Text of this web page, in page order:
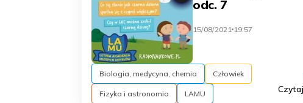
odc. 7
15/08/2021 19:57
Czytaj
Biologia, medycyna, chemia Człowiek
Fizyka i astronomia LAMU